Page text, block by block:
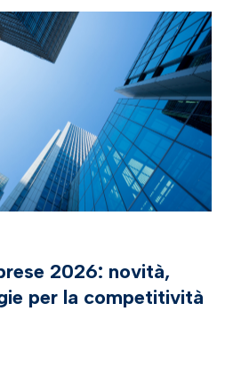
2026: novità,
per la competitività